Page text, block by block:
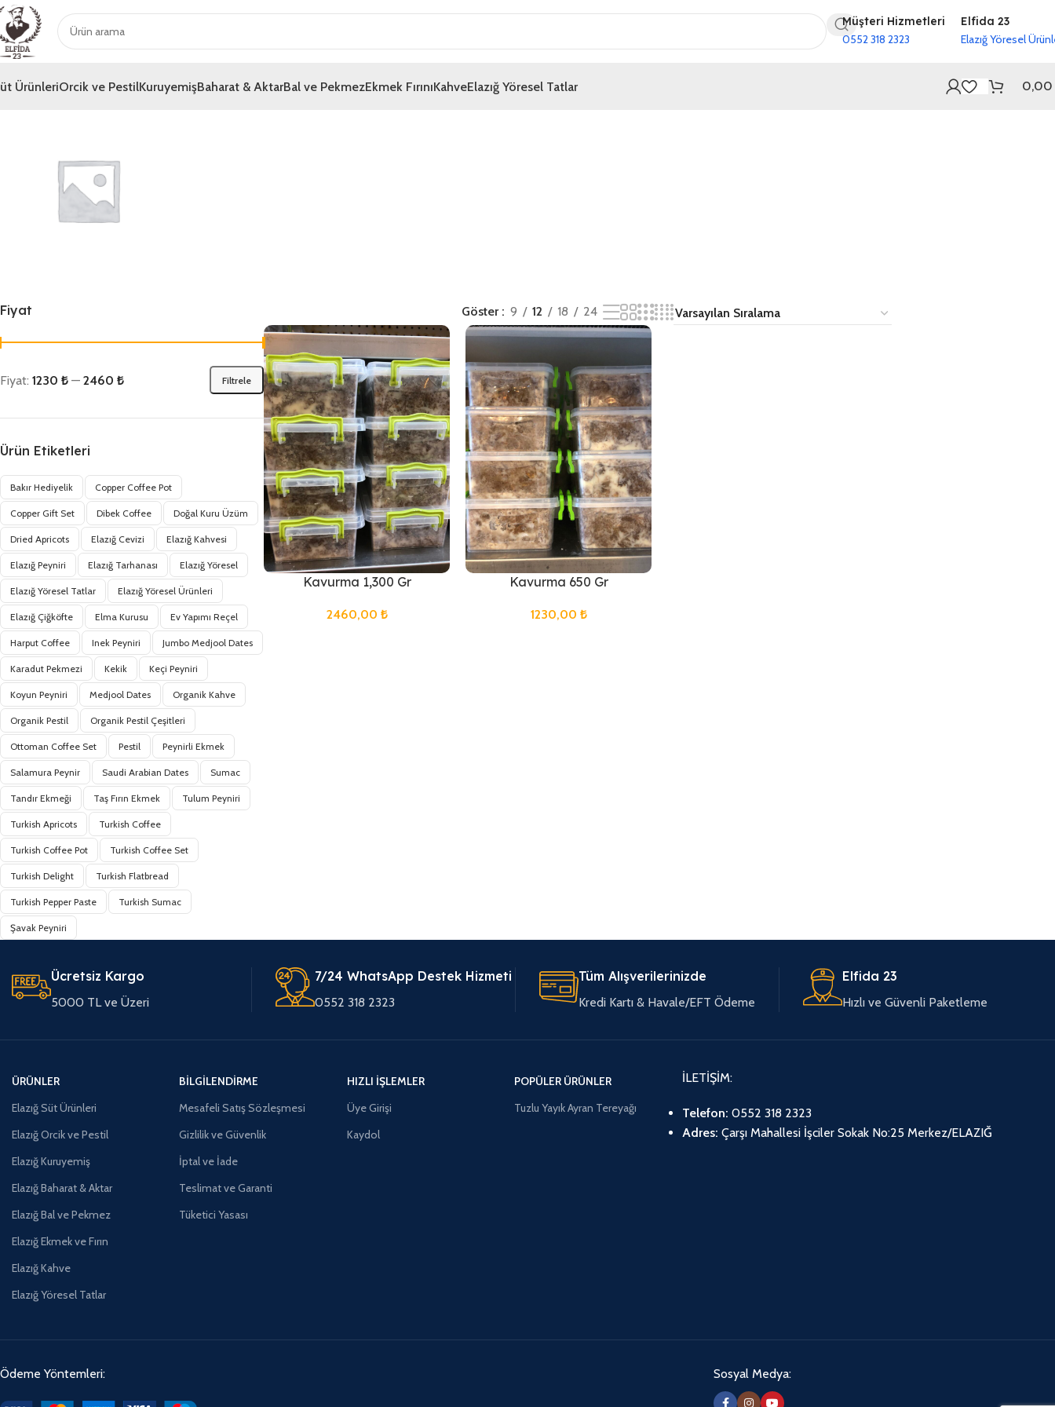
Müşteri Hizmetleri
0552 318 2323
Elfida 23
Elazığ Yöresel
ÜrünleriOrcik ve PestilKuruyemişBaharat & AktarBal ve PekmezEkmek FırınıKahveElazığ Yöresel Tatlar 0,00
Genel
Fiyat
Filtrele
Fiyat: 1230 ₺ — 2460 ₺
Ürün Etiketleri
Bakır Hediyelik Copper Coffee Pot
Copper Gift Set Dibek Coffee Doğal Kuru Üzüm
Dried Apricots Elazığ Cevizi Elazığ Kahvesi
Elazığ Peyniri Elazığ Tarhanası Elazığ Yöresel
Elazığ Yöresel Tatlar Elazığ Yöresel Ürünleri
Elazığ Çiğköfte Elma Kurusu Ev Yapımı Reçel
Harput Coffee Inek Peyniri Jumbo Medjool Dates
Karadut Pekmezi Kekik Keçi Peyniri
Koyun Peyniri Medjool Dates Organik Kahve
Organik Pestil Organik Pestil Çeşitleri
Ottoman Coffee Set Pestil Peynirli Ekmek
Salamura Peynir Saudi Arabian Dates Sumac
Tandır Ekmeği Taş Fırın Ekmek Tulum Peyniri
Turkish Apricots Turkish Coffee
Turkish Coffee Pot Turkish Coffee Set
Turkish Delight Turkish Flatbread
Turkish Pepper Paste Turkish Sumac
Şavak Peyniri
Göster 9 12 18 24
Kavurma 1,300 Gr
2460,00 ₺
Kavurma 650 Gr
1230,00 ₺
Ücretsiz Kargo
5000 TL ve Üzeri
7/24 WhatsApp Destek Hizmeti
0552 318 2323
Tüm Alışverilerinizde
Kredi Kartı & Havale/EFT Ödeme
Elfida 23
Hızlı ve Güvenli Paketleme
ÜRÜNLER
Elazığ Süt Ürünleri
Elazığ Orcik ve Pestil
Elazığ Kuruyemiş
Elazığ Baharat & Aktar
Elazığ Bal ve Pekmez
Elazığ Ekmek ve Fırın
Elazığ Kahve
Elazığ Yöresel Tatlar
BILGILENDIRME
Mesafeli Satış Sözleşmesi
Gizlilik ve Güvenlik
İptal ve İade
Teslimat ve Garanti
Tüketici Yasası
HIZLI İŞLEMLER
Üye Girişi
Kaydol
POPÜLER ÜRÜNLER
Tuzlu Yayık Ayran Tereyağı
İLETİŞİM:
Telefon: 0552 318 2323
Adres: Çarşı Mahallesi İşciler Sokak No:25 Merkez/ELAZIĞ
Ödeme Yöntemleri: Sosyal Medya: